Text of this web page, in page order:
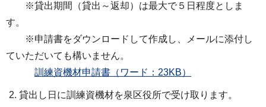
※貸出期間（貸出～返却）は最大で５日程度としま
す。
※申請書をダウンロードして作成し、メールに添付し
ていただいても構いません。
訓練資機材申請書（ワード：23KB）
貸出し日に訓練資機材を泉区役所で受け取ります。